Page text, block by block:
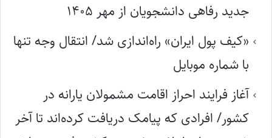
جدید رفاهی دانشجویان از مهر ۱۴۰۵
«کیف پول ایران» راه‌اندازی شد/ انتقال وجه تنها
با شماره موبایل
آغاز فرایند احراز اقامت مشمولان یارانه در
کشور/ افرادی که پیامک دریافت کرده‌اند تا آخر